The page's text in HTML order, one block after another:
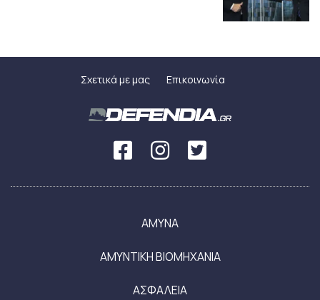
Σχετικά με μας Επικοινωνία
ΑΜΥΝΑ
ΑΜΥΝΤΙΚΗ ΒΙΟΜΗΧΑΝΙΑ
ΑΣΦΑΛΕΙΑ